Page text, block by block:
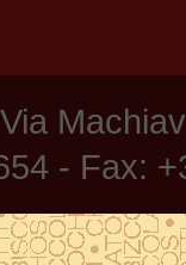
- Fax: